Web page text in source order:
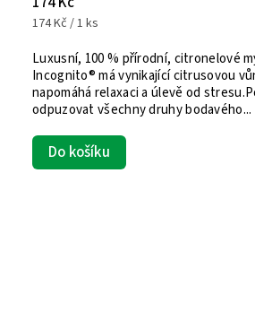
174 Kč / 1 ks
Do košíku
Luxusní, 100 % přírodní, citronelové
Incognito® má vynikající citrusovou
napomáhá relaxaci a úlevě od
odpuzovat všechny druhy bodavého...